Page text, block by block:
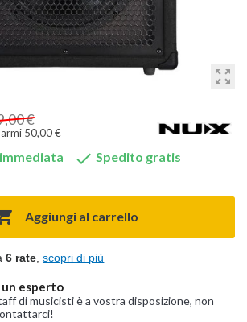
zoom_out_map
€
50,00 €
 Spedito gratis
Aggiungi al carrello
6 rate ,scopri di più
un esperto
di musicisti è a vostra disposizione, non